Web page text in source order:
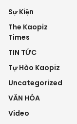
Sự Kiện
The Kaopiz
Times
TIN TỨC
Tự Hào Kaopiz
Uncategorized
VĂN HÓA
Video